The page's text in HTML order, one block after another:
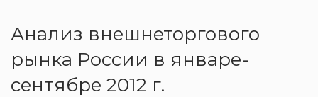
Анализ внешнеторгового
рынка России в январе-
сентябре 2012 г.